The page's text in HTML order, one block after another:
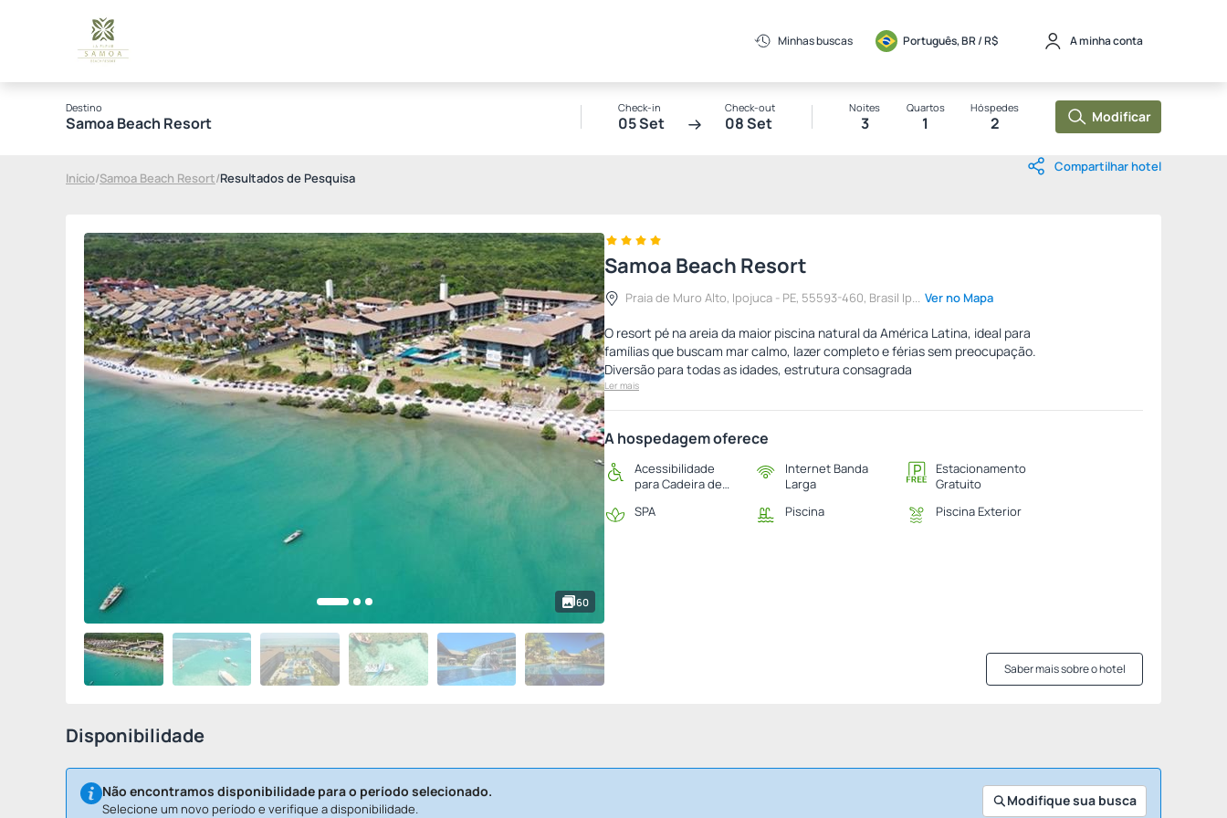
Minhas buscas Português, BR / R$ A minha conta
Destino
Samoa Beach Resort
Check-in
05 Set
Check-out
08 Set
Noites
3
Quartos
1
Hóspedes
2 Modificar
Início/Samoa Beach Resort/Resultados de Pesquisa
Compartilhar hotel
60
Samoa Beach Resort
Praia de Muro Alto, Ipojuca - PE, 55593-460, Brasil Ip... Ver no Mapa
O resort pé na areia da maior piscina natural da América Latina, ideal para
famílias que buscam mar calmo, lazer completo e férias sem preocupação.
Diversão para todas as idades, estrutura consagrada
Ler mais
A hospedagem oferece
Acessibilidade
para Cadeira de
Internet Banda
Larga
Estacionamento
Gratuito
SPA
Piscina Piscina Exterior
Saber mais sobre o hotel
Disponibilidade
Não encontramos disponibilidade para o período selecionado.
Selecione um novo período e verifique a disponibilidade. Modifique sua busca